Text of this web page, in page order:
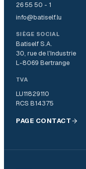
26 55 50 - 1
info@batiself.lu
SIÈGE SOCIAL
Batiself S.A.
30, rue de l’Industrie
L-8069 Bertrange
TVA
LU11829110
RCS B14375
PAGE CONTACT